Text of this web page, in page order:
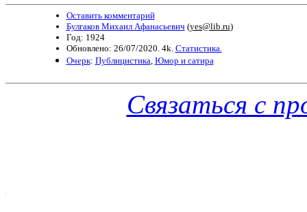
Оставить комментарий
Булгаков Михаил Афанасьевич (yes@lib.ru)
Год: 1924
Обновлено: 26/07/2020. 4k. Статистика.
Очерк: Публицистика Юмор и сатира
Связаться с